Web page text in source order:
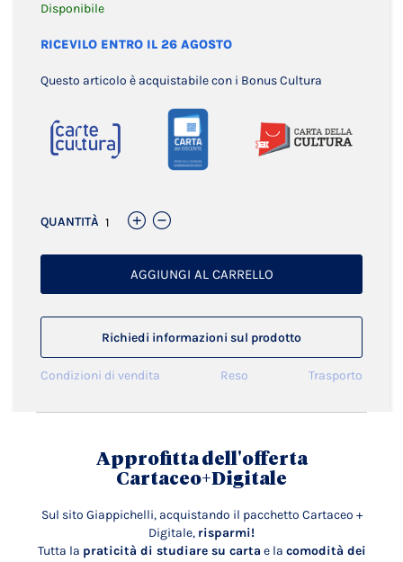
Disponibile
RICEVILO ENTRO IL 26 AGOSTO
Questo articolo è acquistabile con i Bonus Cultura
QUANTITÀ
AGGIUNGI AL CARRELLO
Richiedi informazioni sul prodotto
Condizioni di vendita Reso Trasporto
Approfitta dell'offerta
Cartaceo+Digitale
Sul sito Giappichelli, acquistando il pacchetto Cartaceo +
Digitale, risparmi!
Tutta la praticità di studiare su carta e la comodità dei